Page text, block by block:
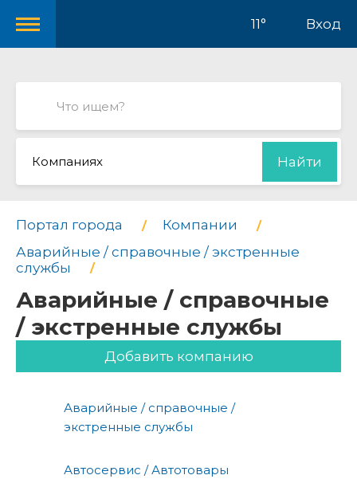
11° Вход
Компаниях Найти
Портал города
Компании
Аварийные / справочные / экстренные
службы
Аварийные / справочные
/ экстренные службы
Добавить компанию
Аварийные / справочные /
экстренные службы
Автосервис / Автотовары